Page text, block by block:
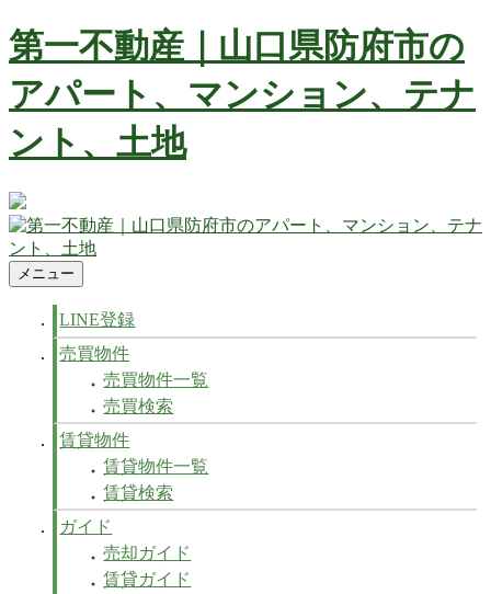
コ
ン
テ
ン
ツ
へ
キ
ッ
プ
第一不動産｜山口県防府市の
アパート、マンション、テナ
ント、土地
防府市の不動産 賃貸、マンション、アパート、テナントなど
不動産の事ならお任せ下さい
第一不動産｜山口県防府市のアパート、マンション、テナン
ト、土地
防府市の不動産 賃貸、マンション、アパート、テナントなど
不動産の事ならお任せ下さい
メニュー
LINE登録
売買物件
売買物件一覧
売買検索
賃貸物件
賃貸物件一覧
賃貸検索
ガイド
売却ガイド
賃貸ガイド